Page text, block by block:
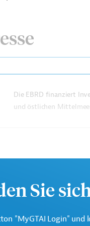
Die EBRD finanziert
und östlichen
Sie
"MyGTAI Login" und